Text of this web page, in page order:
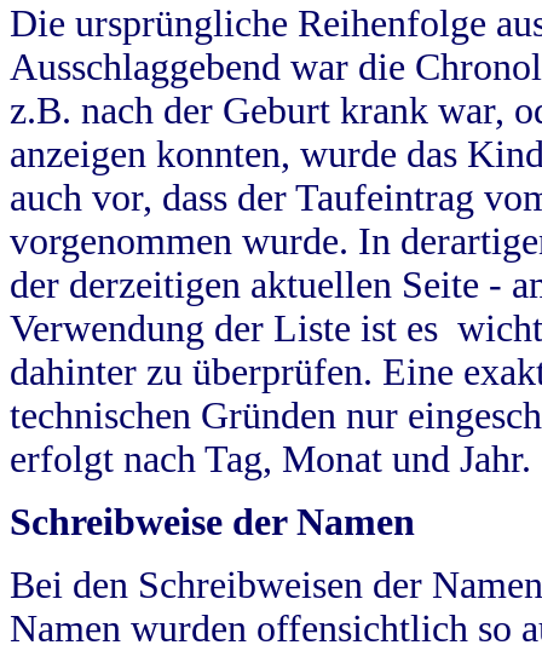
Die ursprüngliche Reihenfolge
Ausschlaggebend war die
z.B. nach der Geburt krank war,
anzeigen konnten, wurde das
auch vor, dass der Taufeintrag
vorgenommen wurde. In
der derzeitigen aktuellen Seite -
Verwendung der Liste ist es
dahinter zu überprüfen. Eine
technischen Gründen nur
erfolgt nach Tag, Monat und Jahr.
Schreibweise der Namen
Bei den Schreibweisen der
Namen wurden offensichtlich so